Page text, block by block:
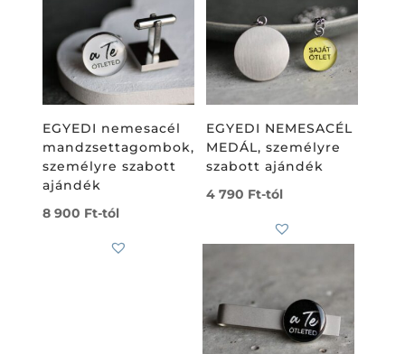
EGYEDI nemesacél
mandzsettagombok,
személyre szabott
ajándék
8 900 Ft-tól
EGYEDI NEMESACÉL
MEDÁL, személyre
szabott ajándék
4 790 Ft-tól